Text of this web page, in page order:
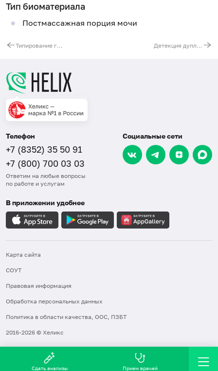
Тип биоматериала
Постмассажная порция мочи
Типирование гена HLA-B51 для диагностики болезни Бехчета Детекция дупликации/делеции гена РМР22 при болезни Шарко – Мари – Тута 1А и наследственной нейропатии с подверженностью параличу от сдавления
Телефон
+7 (8352) 35 50 91
+7 (800) 700 03 03
Ответим на любые вопросы
по работе и услугам
Социальные сети
В приложении удобнее
Карта сайта
СОУТ
Правовая информация
Обработка персональных данных
Политика в области качества, ООС, ПЗБТ
2016-2026 © Хеликс
Сдать анализы Прием врачей